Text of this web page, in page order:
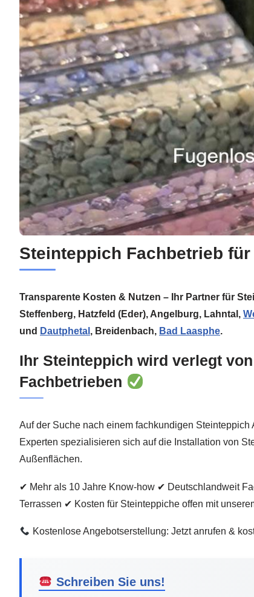
Steinteppich Fachbetrieb
Transparente Kosten & Nutzen – Ihr Partner für
Steffenberg, Hatzfeld (Eder), Angelburg, Lahntal,
und Dautphetal , Breidenbach, Bad Laasphe.
Ihr Steinteppich wird verlegt
Fachbetrieben
Auf der Suche nach einem fachkundigen
Experten spezialisieren sich auf die Installation von
Außenflächen.
✔ Mehr als 10 Jahre Know-how ✔ Deutschlandweit
Terrassen ✔ Kosten für Steinteppiche offen mit
Kostenlose Angebotserstellung: Jetzt anrufen &
Schreiben Sie uns!